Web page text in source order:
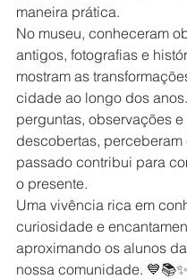
maneira prática.
No museu, conheceram
antigos, fotografias e
mostram as
cidade ao longo dos
perguntas, observações e
descobertas, perceberam
passado contribui para
o presente.
Uma vivência rica em
curiosidade e
aproximando os alunos
nossa comunidade. 💙📚✨